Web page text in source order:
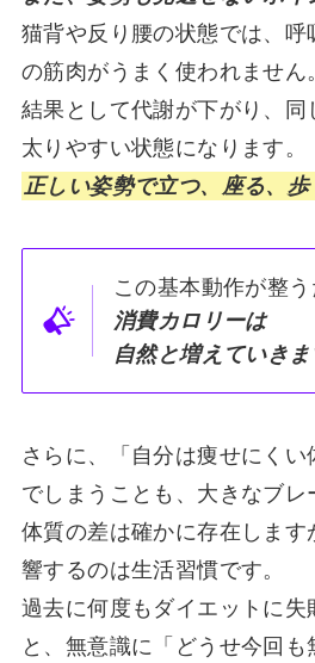
猫背や反り腰の状態では、呼
の筋肉がうまく使われません
結果として代謝が下がり、同
太りやすい状態になります。
正しい姿勢で立つ、座る、歩
この基本動作が整う
消費カロリーは
自然と増えていきま
さらに、「自分は痩せにく
でしまうことも、大きなブレ
体質の差は確かに存在します
響するのは生活習慣です。
過去に何度もダイエットに失
と、無意識に「どうせ今回も